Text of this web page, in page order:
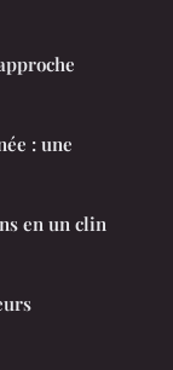
: une
en un clin